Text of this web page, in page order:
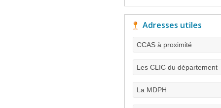
Adresses utiles
CCAS à proximité
Les CLIC du département
La MDPH